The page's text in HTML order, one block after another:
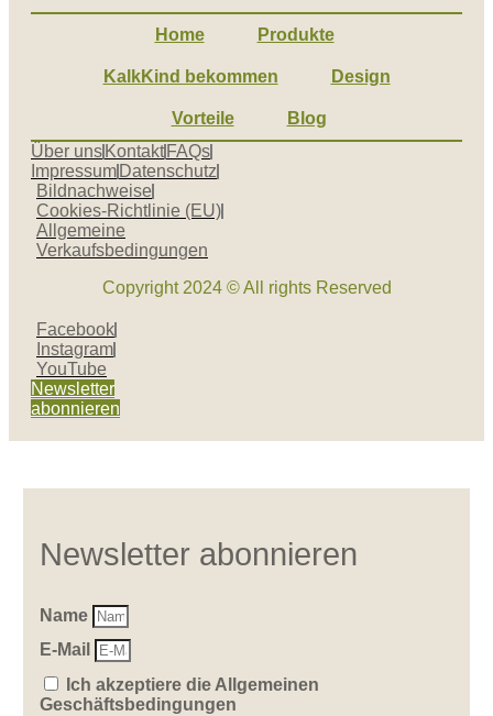
Home Produkte
KalkKind bekommen Design
Vorteile
Blog
Über uns Kontakt FAQs
Impressum Datenschutz
Bildnachweise
Cookies-Richtlinie (EU)
Allgemeine
Verkaufsbedingungen
Copyright 2024 © All rights Reserved
Facebook
Instagram
YouTube
Newsletter
abonnieren
Newsletter abonnieren
Name
E-Mail
Ich akzeptiere die Allgemeinen
Geschäftsbedingungen